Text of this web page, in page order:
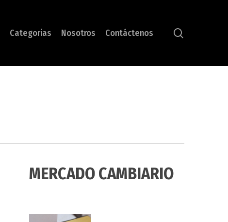
Categorias Nosotros Contáctenos
MERCADO CAMBIARIO